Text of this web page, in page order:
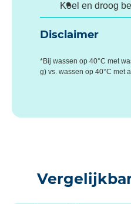
Koel en droog
Disclaimer
*Bij wassen op 40°C met
g) vs. wassen op 40°C met